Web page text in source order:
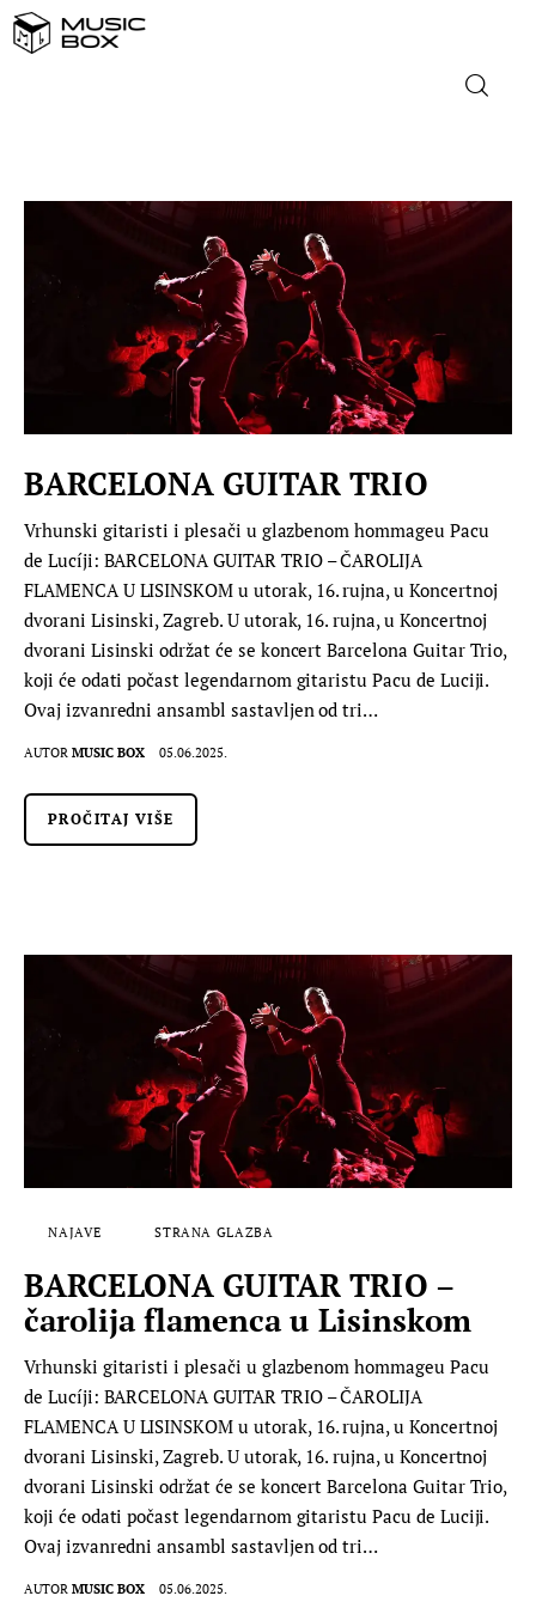
DOMAĆA GLAZBA
STRANA GLAZBA
FILM
MUSIC BOX
BARCELONA GUITAR TRIO
Vrhunski gitaristi i plesači u glazbenom hommageu Pacu
de Lucíji: BARCELONA GUITAR TRIO – ČAROLIJA
FLAMENCA U LISINSKOM u utorak, 16. rujna, u Koncertnoj
dvorani Lisinski, Zagreb. U utorak, 16. rujna, u Koncertnoj
dvorani Lisinski održat će se koncert Barcelona Guitar Trio,
koji će odati počast legendarnom gitaristu Pacu de Luciji.
Ovaj izvanredni ansambl sastavljen od tri…
AUTOR MUSIC BOX 05.06.2025.
PROČITAJ VIŠE
NAJAVE STRANA GLAZBA
BARCELONA GUITAR TRIO –
čarolija flamenca u Lisinskom
Vrhunski gitaristi i plesači u glazbenom hommageu Pacu
de Lucíji: BARCELONA GUITAR TRIO – ČAROLIJA
FLAMENCA U LISINSKOM u utorak, 16. rujna, u Koncertnoj
dvorani Lisinski, Zagreb. U utorak, 16. rujna, u Koncertnoj
dvorani Lisinski održat će se koncert Barcelona Guitar Trio,
koji će odati počast legendarnom gitaristu Pacu de Luciji.
Ovaj izvanredni ansambl sastavljen od tri…
AUTOR MUSIC BOX 05.06.2025.